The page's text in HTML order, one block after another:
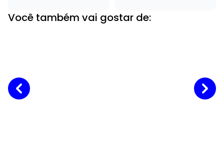
Você também vai gostar de: